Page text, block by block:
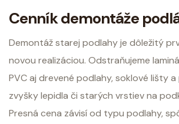
Cenník demontáže
Demontáž starej podlahy je dôležitý
novou realizáciou. Odstraňujeme
PVC aj drevené podlahy, soklové lišty
zvyšky lepidla či starých vrstiev na
Presná cena závisí od typu podlahy,